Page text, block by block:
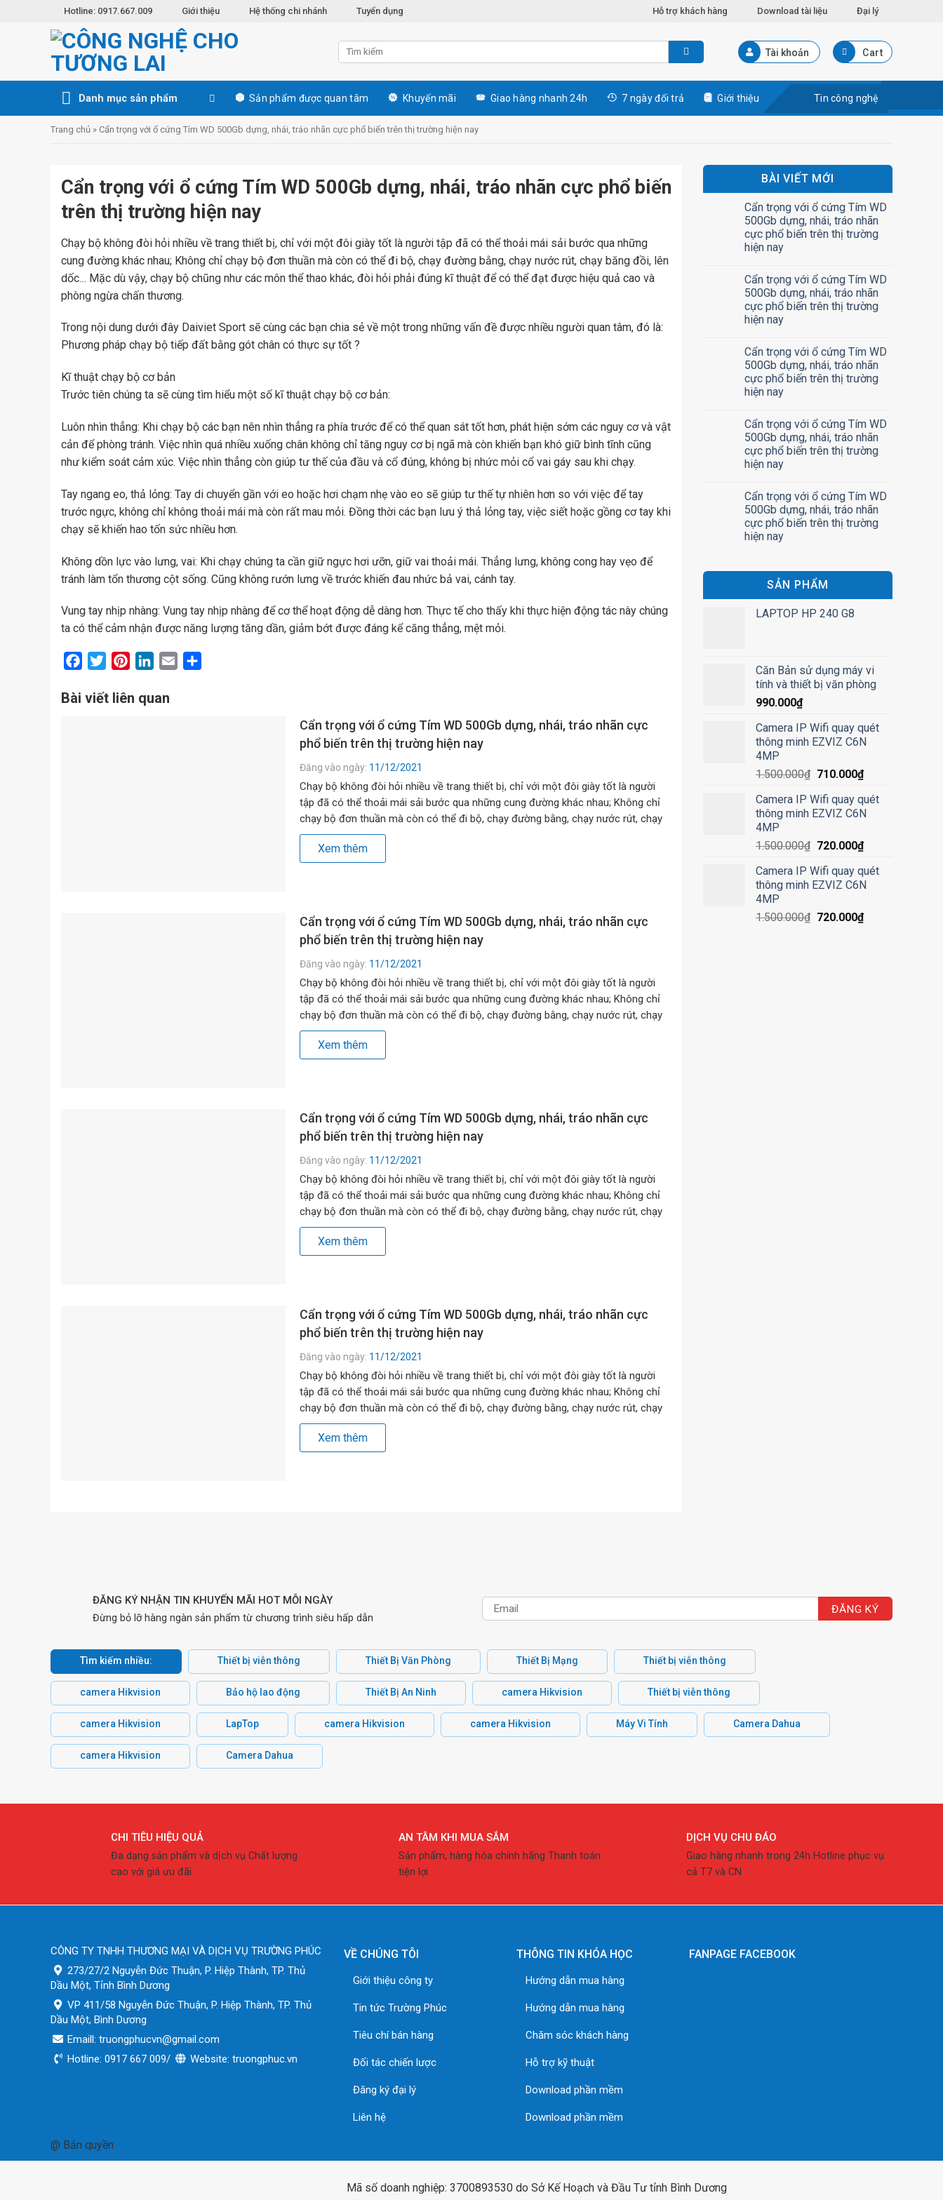
Hotline: 0917.667.009 Giới thiệu Hệ thống chi nhánh Tuyển dụng Hỗ trợ khách hàng Download tài liệu Đại lý
Tài khoản Cart
Danh mục sản phẩm Sản phẩm được quan tâm Khuyến mãi Giao hàng nhanh 24h 7 ngày đổi trả Giới thiệu Tin công nghệ
Trang chủ » Cẩn trọng với ổ cứng Tím WD 500Gb dựng, nhái, tráo nhãn cực phổ biến trên thị trường hiện nay
Cẩn trọng với ổ cứng Tím WD 500Gb dựng, nhái, tráo nhãn cực phổ biến
trên thị trường hiện nay
Chạy bộ không đòi hỏi nhiều về trang thiết bị, chỉ với một đôi giày tốt là người tập đã có thể thoải mái sải bước qua những
cung đường khác nhau; Không chỉ chạy bộ đơn thuần mà còn có thể đi bộ, chạy đường bằng, chạy nước rút, chạy băng đồi, lên
dốc… Mặc dù vậy, chạy bộ chũng như các môn thể thao khác, đòi hỏi phải đúng kĩ thuật để có thể đạt được hiệu quả cao và
phòng ngừa chấn thương.
Trong nội dung dưới đây Daiviet Sport sẽ cùng các bạn chia sẻ về một trong những vấn đề được nhiều người quan tâm, đó là:
Phương pháp chạy bộ tiếp đất bằng gót chân có thực sự tốt ?
Kĩ thuật chạy bộ cơ bản
Trước tiên chúng ta sẽ cùng tìm hiểu một số kĩ thuật chạy bộ cơ bản:
Luôn nhìn thẳng: Khi chạy bộ các bạn nên nhìn thẳng ra phía trước để có thể quan sát tốt hơn, phát hiện sớm các nguy cơ và vật
cản để phòng tránh. Việc nhìn quá nhiều xuống chân không chỉ tăng nguy cơ bị ngã mà còn khiến bạn khó giữ bình tĩnh cũng
như kiểm soát cảm xúc. Việc nhìn thẳng còn giúp tư thế của đầu và cổ đúng, không bị nhức mỏi cổ vai gáy sau khi chạy.
Tay ngang eo, thả lỏng: Tay di chuyển gần với eo hoặc hơi chạm nhẹ vào eo sẽ giúp tư thế tự nhiên hơn so với việc để tay
trước ngực, không chỉ không thoải mái mà còn rất mau mỏi. Đồng thời các bạn lưu ý thả lỏng tay, việc siết hoặc gồng cơ tay khi
chạy sẽ khiến hao tốn sức nhiều hơn.
Không dồn lực vào lưng, vai: Khi chạy chúng ta cần giữ ngực hơi ưỡn, giữ vai thoải mái. Thẳng lưng, không cong hay vẹo để
tránh làm tổn thương cột sống. Cũng không rướn lưng về trước khiến đau nhức bả vai, cánh tay.
Vung tay nhịp nhàng: Vung tay nhịp nhàng để cơ thể hoạt động dễ dàng hơn. Thực tế cho thấy khi thực hiện động tác này chúng
ta có thể cảm nhận được năng lượng tăng dần, giảm bớt được đáng kể căng thẳng, mệt mỏi.
FacebookTwitterPinterestLinkedIn
Email
Bài viết liên quan
Cẩn trọng với ổ cứng Tím WD 500Gb dựng, nhái, tráo nhãn cực
phổ biến trên thị trường hiện nay
Đăng vào ngày: 11/12/2021
Chạy bộ không đòi hỏi nhiều về trang thiết bị, chỉ với một đôi giày tốt là người
tập đã có thể thoải mái sải bước qua những cung đường khác nhau; Không chỉ
chạy bộ đơn thuần mà còn có thể đi bộ, chạy đường bằng, chạy nước rút, chạy
băng đồi, lên dốc… […]
Xem thêm
Cẩn trọng với ổ cứng Tím WD 500Gb dựng, nhái, tráo nhãn cực
phổ biến trên thị trường hiện nay
Đăng vào ngày: 11/12/2021
Chạy bộ không đòi hỏi nhiều về trang thiết bị, chỉ với một đôi giày tốt là người
tập đã có thể thoải mái sải bước qua những cung đường khác nhau; Không chỉ
chạy bộ đơn thuần mà còn có thể đi bộ, chạy đường bằng, chạy nước rút, chạy
băng đồi, lên dốc… […]
Xem thêm
Cẩn trọng với ổ cứng Tím WD 500Gb dựng, nhái, tráo nhãn cực
phổ biến trên thị trường hiện nay
Đăng vào ngày: 11/12/2021
Chạy bộ không đòi hỏi nhiều về trang thiết bị, chỉ với một đôi giày tốt là người
tập đã có thể thoải mái sải bước qua những cung đường khác nhau; Không chỉ
chạy bộ đơn thuần mà còn có thể đi bộ, chạy đường bằng, chạy nước rút, chạy
băng đồi, lên dốc… […]
Xem thêm
Cẩn trọng với ổ cứng Tím WD 500Gb dựng, nhái, tráo nhãn cực
phổ biến trên thị trường hiện nay
Đăng vào ngày: 11/12/2021
Chạy bộ không đòi hỏi nhiều về trang thiết bị, chỉ với một đôi giày tốt là người
tập đã có thể thoải mái sải bước qua những cung đường khác nhau; Không chỉ
chạy bộ đơn thuần mà còn có thể đi bộ, chạy đường bằng, chạy nước rút, chạy
băng đồi, lên dốc… […]
Xem thêm
BÀI VIẾT MỚI
Cẩn trọng với ổ cứng Tím WD
500Gb dựng, nhái, tráo nhãn
cực phổ biến trên thị trường
hiện nay
Cẩn trọng với ổ cứng Tím WD
500Gb dựng, nhái, tráo nhãn
cực phổ biến trên thị trường
hiện nay
Cẩn trọng với ổ cứng Tím WD
500Gb dựng, nhái, tráo nhãn
cực phổ biến trên thị trường
hiện nay
Cẩn trọng với ổ cứng Tím WD
500Gb dựng, nhái, tráo nhãn
cực phổ biến trên thị trường
hiện nay
Cẩn trọng với ổ cứng Tím WD
500Gb dựng, nhái, tráo nhãn
cực phổ biến trên thị trường
hiện nay
SẢN PHẨM
LAPTOP HP 240 G8
Căn Bản sử dụng máy vi
tính và thiết bị văn phòng
990.000₫
Camera IP Wifi quay quét
thông minh EZVIZ C6N
4MP
1.500.000₫ 710.000₫
Camera IP Wifi quay quét
thông minh EZVIZ C6N
4MP
1.500.000₫ 720.000₫
Camera IP Wifi quay quét
thông minh EZVIZ C6N
4MP
1.500.000₫ 720.000₫
ĐĂNG KÝ NHẬN TIN KHUYẾN MÃI HOT MỖI NGÀY
Đừng bỏ lỡ hàng ngàn sản phẩm từ chương trình siêu hấp dẫn
Tìm kiếm nhiều: Thiết bị viễn thông Thiết Bị Văn Phòng Thiết Bị Mạng Thiết bị viễn thông
camera Hikvision Bảo hộ lao động Thiết Bị An Ninh camera Hikvision Thiết bị viễn thông
camera Hikvision LapTop camera Hikvision camera Hikvision Máy Vi Tính Camera Dahua
camera Hikvision Camera Dahua
CHI TIÊU HIỆU QUẢ
Đa dạng sản phẩm và dịch vụ Chất lượng
cao với giá ưu đãi
AN TÂM KHI MUA SẮM
Sản phẩm, hàng hóa chính hãng Thanh toán
tiện lợi
DỊCH VỤ CHU ĐÁO
Giao hàng nhanh trong 24h Hotline phục vụ
cả T7 và CN
CÔNG TY TNHH THƯƠNG MẠI VÀ DỊCH VỤ TRƯỜNG PHÚC
273/27/2 Nguyễn Đức Thuận, P. Hiệp Thành, TP. Thủ
Dầu Một, Tỉnh Bình Dương
VP 411/58 Nguyễn Đức Thuận, P. Hiệp Thành, TP. Thủ
Dầu Một, Bình Dương
Emaill: truongphucvn@gmail.com
Hotline: 0917 667 009/
Website: truongphuc.vn
VỀ CHÚNG TÔI
Giới thiệu công ty
Tin tức Trường Phúc
Tiêu chí bán hàng
Đối tác chiến lược
Đăng ký đại lý
Liên hệ
THÔNG TIN KHÓA HỌC
Hướng dẫn mua hàng
Hướng dẫn mua hàng
Chăm sóc khách hàng
Hỗ trợ kỹ thuật
Download phần mềm
Download phần mềm
FANPAGE FACEBOOK
@ Bản quyền
Mã số doanh nghiệp: 3700893530 do Sở Kế Hoạch và Đầu Tư tỉnh Bình Dương